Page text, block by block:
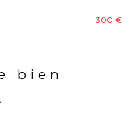
300 €
bien